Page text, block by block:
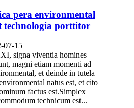
pera environmental
technologia porttitor
07-15
signa viventia homines
magni etiam momenti ad
et deinde in tutela
natus est, et cito
factus est.Simplex
technicum est...